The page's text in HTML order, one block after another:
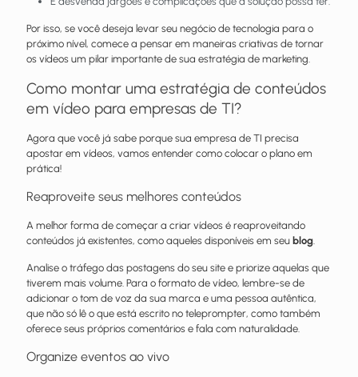
Por isso, se você deseja levar seu negócio de tecnologia para o
próximo nível, comece a pensar em maneiras criativas de tornar
os vídeos um pilar importante de sua estratégia de marketing.
Como montar uma estratégia de conteúdos
em vídeo para empresas de TI?
Agora que você já sabe porque sua empresa de TI precisa
apostar em vídeos, vamos entender como colocar o plano em
prática!
Reaproveite seus melhores conteúdos
A melhor forma de começar a criar vídeos é reaproveitando
conteúdos já existentes, como aqueles disponíveis em seu blog
Analise o tráfego das postagens do seu site e priorize aquelas que
tiverem mais volume. Para o formato de vídeo, lembre-se de
adicionar o tom de voz da sua marca e uma pessoa autêntica,
que não só lê o que está escrito no teleprompter, como também
oferece seus próprios comentários e fala com naturalidade.
Organize eventos ao vivo